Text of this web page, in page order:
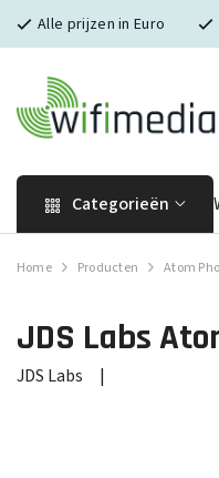
Alle prijzen in Euro
Categorieën
Home Producten Atom
JDS Labs
JDS Labs |